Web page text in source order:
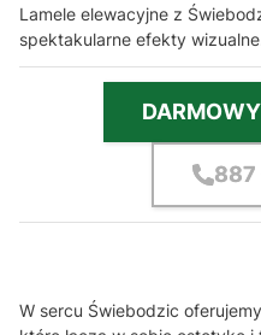
Lamele elewacyjne z
spektakularne efekty
887
W sercu Świebodzic